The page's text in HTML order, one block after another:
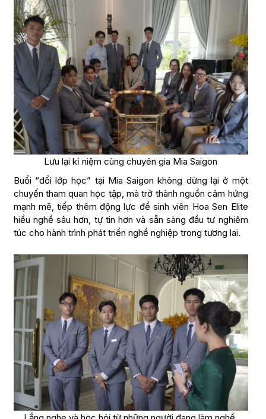
Lưu lại kỉ niệm cùng chuyên gia Mia Saigon
Buổi “đổi lớp học” tại Mia Saigon không dừng lại ở một
chuyến tham quan học tập, mà trở thành nguồn cảm hứng
mạnh mẽ, tiếp thêm động lực để sinh viên Hoa Sen Elite
hiểu nghề sâu hơn, tự tin hơn và sẵn sàng đầu tư nghiêm
túc cho hành trình phát triển nghề nghiệp trong tương lai.